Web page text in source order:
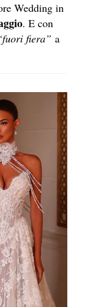
Wedding in
. E con
fiera” a